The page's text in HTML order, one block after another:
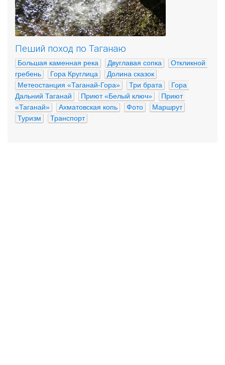
Пеший поход по Таганаю
Большая каменная река Двуглавая сопка
Откликной
гребень
Гора Круглица
Долина сказок
Метеостанция «Таганай-Гора»
Три брата
Гора
Дальний Таганай
Приют «Белый ключ»
Приют
«Таганай»
Ахматовская копь Фото
Маршрут
Туризм
Транспорт